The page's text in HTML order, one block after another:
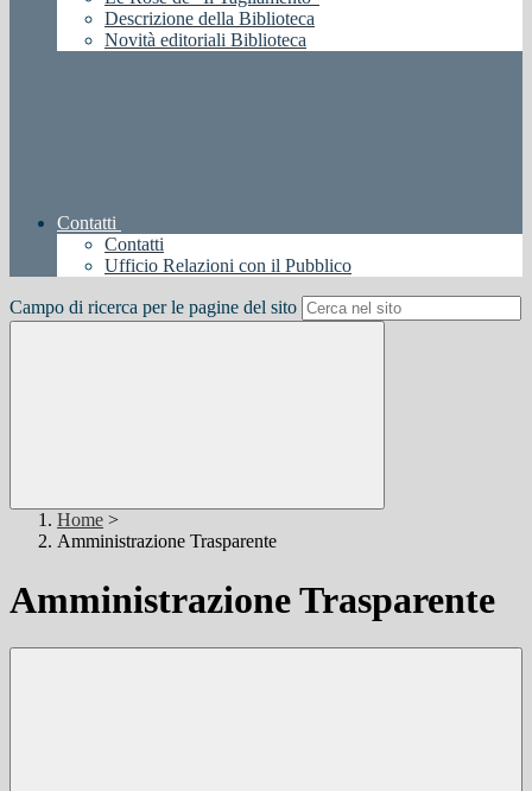
Descrizione della Biblioteca
Novità editoriali Biblioteca
Contatti
Contatti
Ufficio Relazioni con il Pubblico
Campo di ricerca per le pagine del sito
Home >
Amministrazione Trasparente
Amministrazione Trasparente